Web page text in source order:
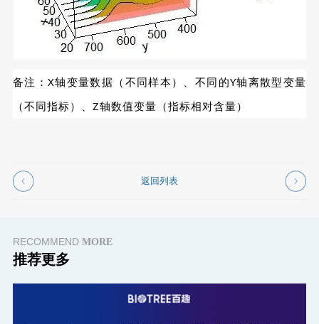
备注：X轴变量数据（不同样本）、不同的Y轴离散型变量
（不同指标）、Z轴数值变量（指标相对含量）
返回列表
RECOMMEND MORE
推荐更多